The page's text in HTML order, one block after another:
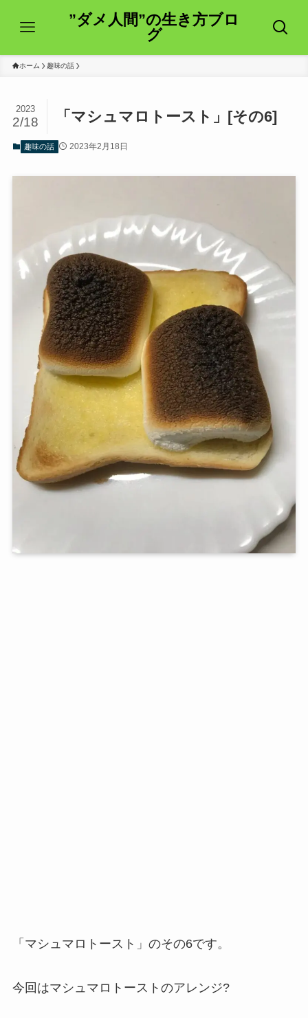
”ダメ人間”の生き方ブロ
グ
ホーム 趣味の話
「マシュマロトースト」[その6]
2023
2/18
趣味の話 2023年2月18日
「マシュマロトースト」のその6です。
今回はマシュマロトーストのアレンジ?